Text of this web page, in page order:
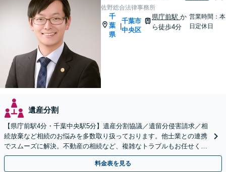
佐野総合法律事務所
千
葉
県
|
千葉市
中央区
県庁前駅か
ら徒歩4分
営業時間：本
日定休日
遺産分割
【県庁前駅4分・千葉中央駅5分】遺産分割協議／遺留分侵害請求／相
続放棄など相続のお悩みを多数取り扱っております。他士業との連携
でスムーズに解決。不動産の相続など、複雑なトラブルもお任せくだ
さい。【初回面談相談30分無料】
料金表を見る